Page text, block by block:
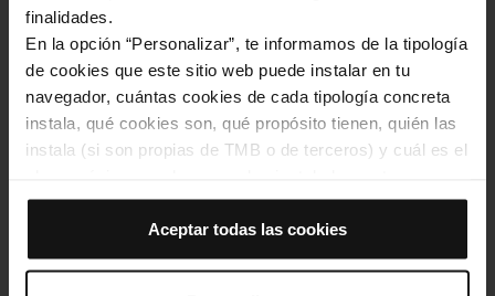
finalidades.
En la opción “Personalizar”, te informamos de la tipología
de cookies que este sitio web puede instalar en tu
navegador, cuántas cookies de cada tipología concreta
instala, qué cookies son, qué propósito tienen, quién las
instala (si son propias de TMB o de terceros) y cuál es el
navegador. Si el panel de cookies muestra (0), significa
que no instala ninguna cookie de esta tipología.
Si eliges la opción “Aceptar todas las cookies”, permites
Aceptar todas las cookies
Marta Romero: la feina invisible d'una operària de taller del metro
En xarxa
Imatge